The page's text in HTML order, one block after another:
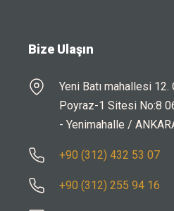
Bize Ulaşın
Yeni Batı mahallesi 12.
Poyraz-1 Sitesi No:8
- Yenimahalle /
+90 (312) 432 53 07
+90 (312) 255 94 16